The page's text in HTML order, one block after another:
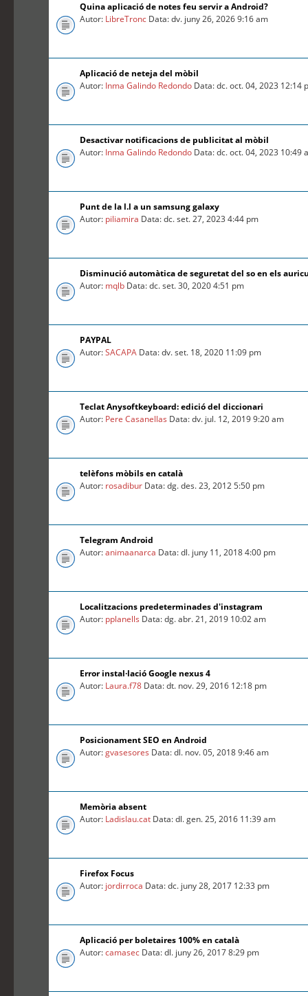
Quina aplicació de notes feu servir a Android?
Autor: LibreTronc Data: dv. juny 26, 2026 9:16 am
Aplicació de neteja del mòbil
Autor: Inma Galindo Redondo Data: dc. oct. 04, 2023 12:14
Desactivar notificacions de publicitat al mòbil
Autor: Inma Galindo Redondo Data: dc. oct. 04, 2023 10:49
Punt de la l.l a un samsung galaxy
Autor: piliamira Data: dc. set. 27, 2023 4:44 pm
Disminució automàtica de seguretat del so en els
Autor: mqlb Data: dc. set. 30, 2020 4:51 pm
PAYPAL
Autor:SACAPA Data: dv. set. 18, 2020 11:09 pm
Teclat Anysoftkeyboard: edició del diccionari
Autor: Pere Casanellas Data: dv. jul. 12, 2019 9:20 am
telèfons mòbils en català
Autor: rosadibur Data: dg. des. 23, 2012 5:50 pm
Telegram Android
Autor:animaanarca Data: dl. juny 11, 2018 4:00 pm
Localitzacions predeterminades d'instagram
Autor: pplanells Data: dg. abr. 21, 2019 10:02 am
Error instal·lació Google nexus 4
Autor: Laura.f78 Data: dt. nov. 29, 2016 12:18 pm
Posicionament SEO en Android
Autor:gvasesores Data: dl. nov. 05, 2018 9:46 am
Memòria absent
Autor: Ladislau.cat Data: dl. gen. 25, 2016 11:39 am
Firefox Focus
Autor: jordirroca Data: dc. juny 28, 2017 12:33 pm
Aplicació per boletaires 100% en català
Autor:camasec Data: dl. juny 26, 2017 8:29 pm